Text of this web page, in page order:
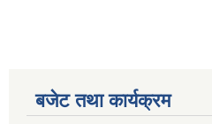
बजेट तथा कार्यक्रम